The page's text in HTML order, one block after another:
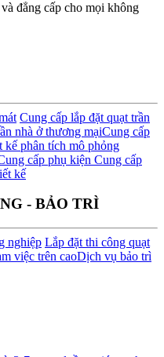
đẳng cấp cho mọi không
Cung cấp lắp đặt quạt trần
nhà ở thương mạiCung cấp
kế phân tích mô phỏng
cấp phụ kiện Cung cấp
kế
- BẢO TRÌ
nghiệp Lắp đặt thi công quạt
việc trên caoDịch vụ bảo trì